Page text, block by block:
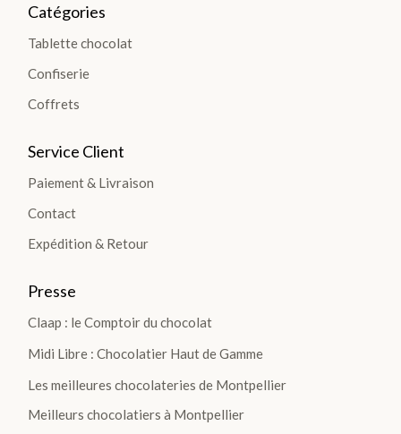
>
LES
PLA
NTA
TIO
NS
>
Les
Catégories
Tablette chocolat
Confiserie
Coffrets
Service Client
Paiement & Livraison
Contact
Expédition & Retour
Presse
Claap : le Comptoir du chocolat
Midi Libre : Chocolatier Haut de Gamme
Les meilleures chocolateries de Montpellier
Meilleurs chocolatiers à Montpellier